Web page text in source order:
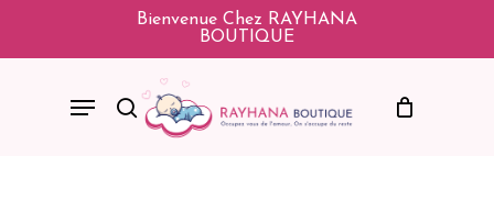
Bienvenue Chez RAYHANA
BOUTIQUE
Search
Menu